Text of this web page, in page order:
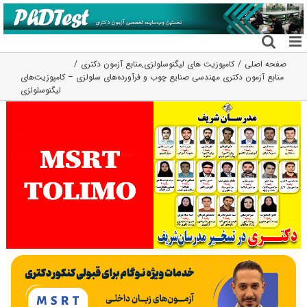
رفتن
به
محتوا
صفحه اصلی كامپوزيت های ليگنوسلولزی,منابع آزمون دکتری
منابع آزمون دکتری مهندسی صنایع چوب و فرآورده‌های سلولزی – کامپوزیت‌های
لیگنوسلولزی